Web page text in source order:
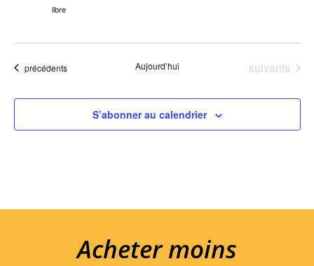
libre
Évènements
précédents Aujourd’hui Évènements
suivants
S’abonner au calendrier
Acheter moins